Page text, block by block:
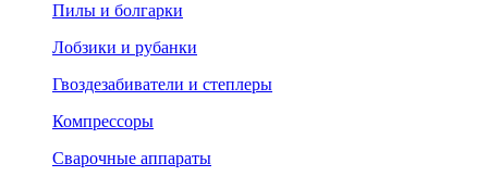
Пилы и болгарки
Лобзики и рубанки
Гвоздезабиватели и степлеры
Компрессоры
Сварочные аппараты